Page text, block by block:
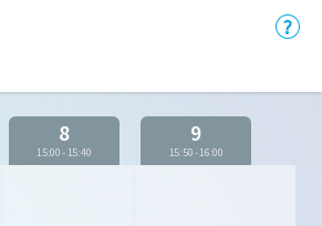
8
15:00-15:40
9
15:50-16:00